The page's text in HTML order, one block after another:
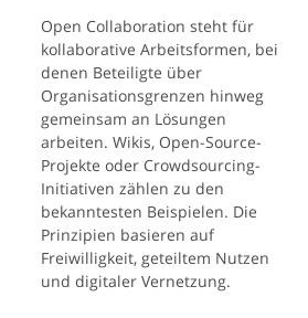
Open Collaboration steht für
kollaborative Arbeitsformen, bei
denen Beteiligte über
Organisationsgrenzen hinweg
gemeinsam an Lösungen
arbeiten. Wikis, Open-Source-
Projekte oder Crowdsourcing-
Initiativen zählen zu den
bekanntesten Beispielen. Die
Prinzipien basieren auf
Freiwilligkeit, geteiltem Nutzen
und digitaler Vernetzung.